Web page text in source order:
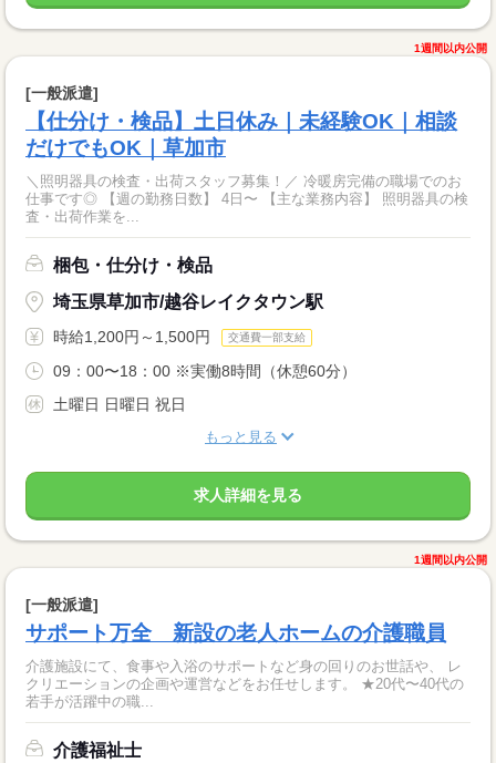
1週間以内公開
[一般派遣]
【仕分け・検品】土日休み｜未経験OK｜相談
だけでもOK｜草加市
＼照明器具の検査・出荷スタッフ募集！／ 冷暖房完備の職場でのお
仕事です◎ 【週の勤務日数】 4日〜 【主な業務内容】 照明器具の検
査・出荷作業を...
梱包・仕分け・検品
埼玉県草加市/越谷レイクタウン駅
時給1,200円～1,500円 交通費一部支給
09：00〜18：00 ※実働8時間（休憩60分）
土曜日 日曜日 祝日
もっと見る
求人詳細を見る
1週間以内公開
[一般派遣]
サポート万全 新設の老人ホームの介護職員
介護施設にて、食事や入浴のサポートなど身の回りのお世話や、 レ
クリエーションの企画や運営などをお任せします。 ★20代〜40代の
若手が活躍中の職...
介護福祉士